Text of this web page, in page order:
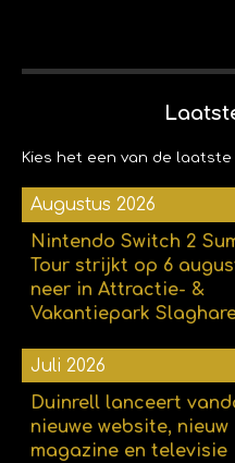
Kies het een van de
Augustus 2026
Nintendo Switch 2
Tour strijkt op 6
neer in Attractie- &
Vakantiepark
Juli 2026
Duinrell lanceert
nieuwe website, nieuw
magazine en televisie